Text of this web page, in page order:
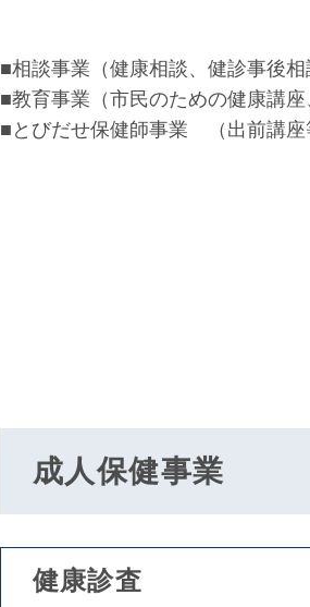
■相談事業（健康相談、健診事後相
■教育事業（市民のための健康講
■とびだせ保健師事業 （出前講座
成人保健事業
健康診査